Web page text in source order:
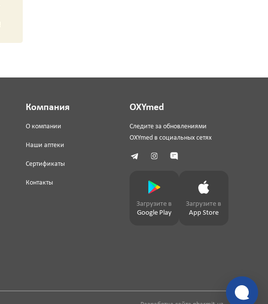
Компания
О компании
Наши аптеки
Сертификаты
Контакты
OXYmed
Следите за обновлениями
OXYmed в социальных сетях
Загрузите в
Google Play
Загрузите в
App Store